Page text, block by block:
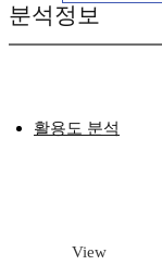
분석정보
활용도 분석
View